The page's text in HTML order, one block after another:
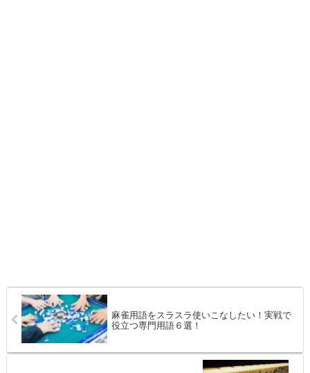
麻雀用語をスラスラ使いこなしたい！実戦で
役立つ専門用語６選！